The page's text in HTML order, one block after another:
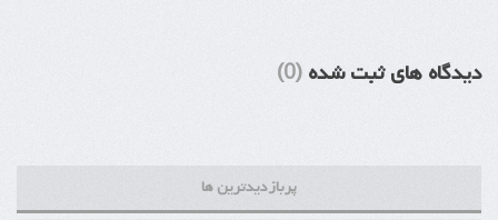
دیدگاه های ثبت شده (0)
پربازدیدترین ها